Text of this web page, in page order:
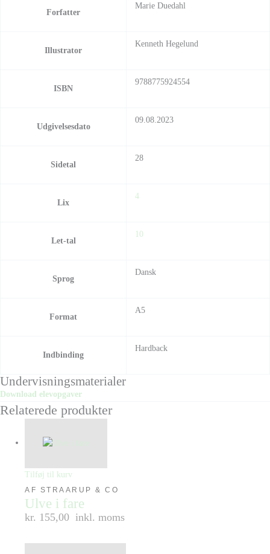
Forfatter
Marie Duedahl
Illustrator
Kenneth Hegelund
ISBN
9788775924554
Udgivelsesdato
09.08.2023
Sidetal
28
Lix
4
Let-tal
10
Sprog
Dansk
Format
A5
Indbinding
Hardback
Undervisningsmaterialer
Download elevopgaver
Relaterede produkter
Tilføj til kurv
AF STRAARUP & CO
Ulve i fare
kr. 155,00 inkl. moms